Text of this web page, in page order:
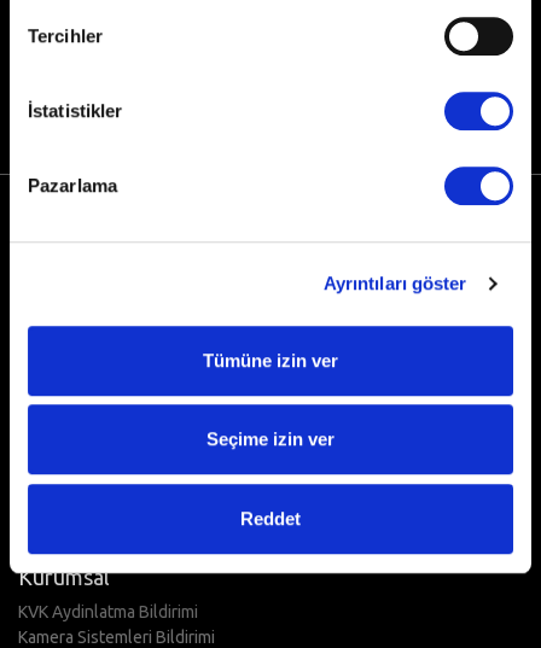
Tercihler
İstatistikler
Pazarlama
Ayrıntıları göster
Tümüne izin ver
Seçime izin ver
Reddet
Devamı
Fuaye
Kurumsal
KVK Aydinlatma Bildirimi
Kamera Sistemleri Bildirimi